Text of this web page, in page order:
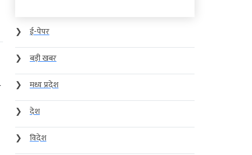
❯
ई-पेपर
❯
बड़ी खबर
❯
मध्य प्रदेश
❯
देश
❯
विदेश